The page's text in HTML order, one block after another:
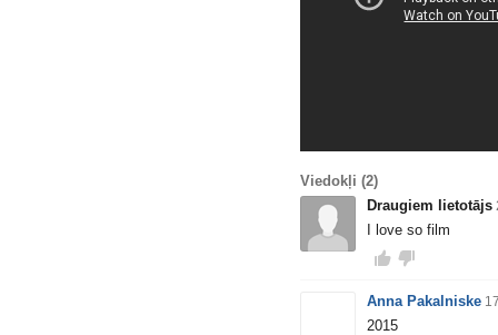
Viedokļi (2)
Draugiem lietotājs
I love so film
Anna Pakalniske
2015